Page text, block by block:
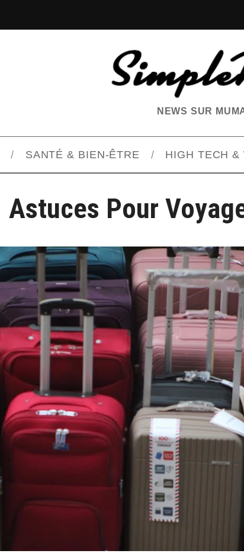
NEWS SUR
SANTÉ & BIEN-ÊTRE HIGH TECH &
Astuces Pour